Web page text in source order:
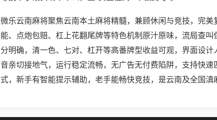
微乐云南麻将聚焦云南本土麻将精髓，兼顾休闲与竞技，完
能、点炮包赔、杠上花翻尾牌等特色机制原汁原味，流局查
分明确，清一色、七对、杠开等高番牌型收益可观，界面设
音亲切接地气，运行稳定流畅，无广告无付费陷阱，支持快
式，新手有智能提示辅助，老手能畅快竞技，是云南及全国滇